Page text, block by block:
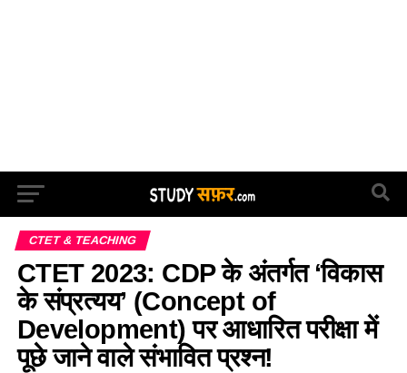
CTET & TEACHING
CTET 2023: CDP के अंतर्गत ‘विकास
के संप्रत्यय’ (Concept of
Development) पर आधारित परीक्षा में
पूछे जाने वाले संभावित प्रश्न!